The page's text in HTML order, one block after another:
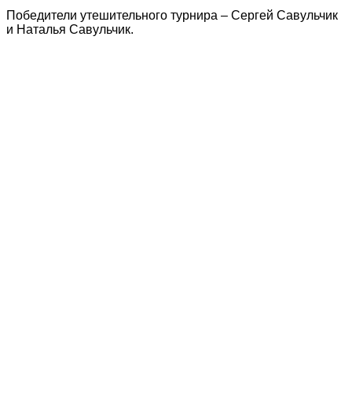
Победители утешительного турнира – Сергей Савульчик
и Наталья Савульчик.